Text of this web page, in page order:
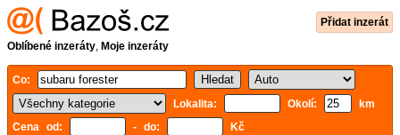
Přidat inzerát
Oblíbené inzeráty, Moje inzeráty
Co:
Lokalita:
Okolí:
km
Cena od:
- do: Kč